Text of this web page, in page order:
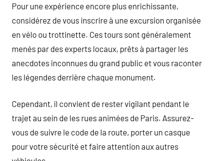
Pour une expérience encore plus enrichissante,
considérez de vous inscrire à une excursion organisée
en vélo ou trottinette. Ces tours sont généralement
menés par des experts locaux, prêts à partager les
anecdotes inconnues du grand public et vous raconter
les légendes derrière chaque monument.
Cependant, il convient de rester vigilant pendant le
trajet au sein de les rues animées de Paris. Assurez-
vous de suivre le code de la route, porter un casque
pour votre sécurité et faire attention aux autres